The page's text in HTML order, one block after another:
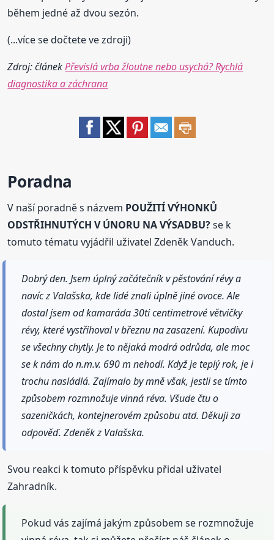
během jedné až dvou sezón.
(...více se dočtete ve zdroji)
Zdroj: článekPřevislá vrba žloutne nebo usychá? Rychlá
diagnostika a záchrana
Poradna
V naší poradně s názvem POUŽITÍ VÝHONKŮ
ODSTŘIHNUTÝCH V ÚNORU NA VÝSADBU?se k
tomuto tématu vyjádřil uživatel Zdeněk Vanduch.
Dobrý den. Jsem úplný začátečník v pěstování révy a
navíc z Valašska, kde lidé znali úplně jiné ovoce. Ale
dostal jsem od kamaráda 30ti centimetrové větvičky
révy, které vystřihoval v březnu na zasazení. Kupodivu
se všechny chytly. Je to nějaká modrá odrůda, ale moc
se k nám do n.m.v. 690 m nehodí. Když je teplý rok, je i
trochu nasládlá. Zajímalo by mně však, jestli se tímto
způsobem rozmnožuje vinná réva. Všude čtu o
sazeničkách, kontejnerovém způsobu atd. Děkuji za
odpověď. Zdeněk z Valašska.
Svou reakci k tomuto příspěvku přidal uživatel
Zahradník.
Pokud vás zajímá jakým způsobem se rozmnožuje